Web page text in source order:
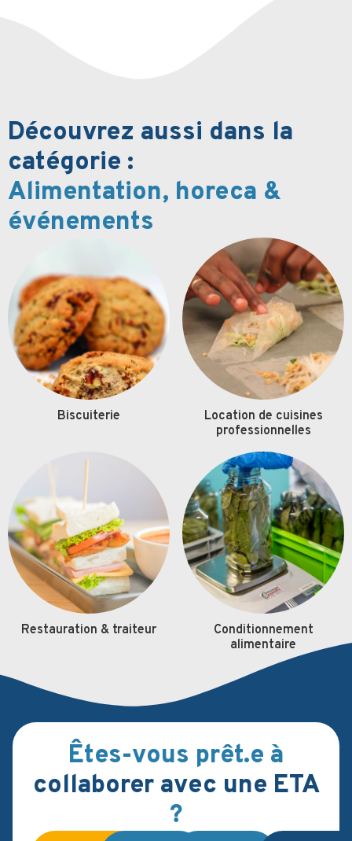
Découvrez aussi dans la
catégorie :
Alimentation, horeca &
événements
Biscuiterie
Location de cuisines
professionnelles
Restauration & traiteur
Conditionnement
alimentaire
Êtes-vous prêt.e à
collaborer avec une ETA
?